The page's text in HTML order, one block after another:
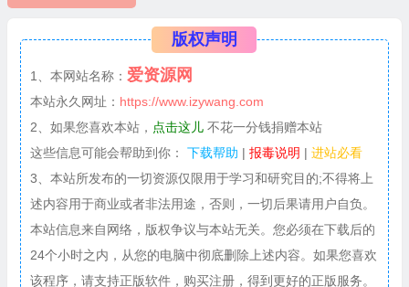
版权声明
1、本网站名称： 爱资源网
本站永久网址： https://www.izywang.com
2、如果您喜欢本站， 点击这儿不花一分钱捐赠本站
这些信息可能会帮助到你：
下载帮助 | 报毒说明 | 进站必看
3、本站所发布的一切资源仅限用于学习和研究目的;不得将上
述内容用于商业或者非法用途，否则，一切后果请用户自负。
本站信息来自网络，版权争议与本站无关。您必须在下载后的
24个小时之内，从您的电脑中彻底删除上述内容。如果您喜欢
该程序，请支持正版软件，购买注册，得到更好的正版服务。